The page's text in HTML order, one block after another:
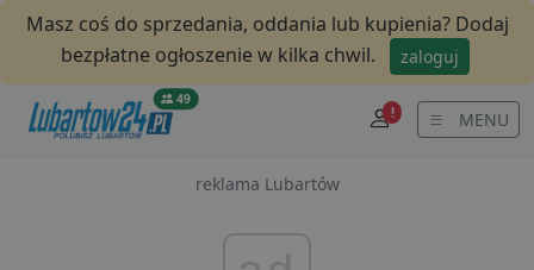
Masz coś do sprzedania, oddania lub kupienia? Dodaj
bezpłatne ogłoszenie w kilka chwil.
zaloguj
49
! MENU
reklama Lubartów